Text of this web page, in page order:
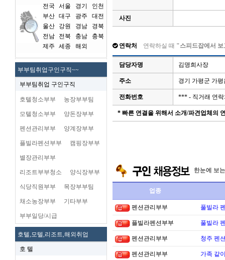
전국 서울 경기
인천
부산 대구 광주
대전
울산
강원 경남
경북
전남
전북 충남
충북
제주
세종 해외
부부팀취업구인구직~~
부부팀취업 구인구직
호텔청소부부 농장부부팀
모텔청소부부 양돈장부부
펜션관리부부 양계장부부
플빌라펜션부부 캠핑장부부
별장관리부부
리조트부부청소 양식장부부
식당직원부부 목장부부팀
채소농장부부 기타부부
부부일당/시급
호텔,모텔,리조트,해외취업
호 텔
사진
연락처 연락하실 때 "스피드잡에서
담당자명 김명희사장
주소 경기 가평군 가
전화번호 *** - 직거래 연
* 빠른 연결을 위해서 소개/파견업체의
한눈에 보
업종
펜션관리부부 풀빌라
플빌라펜션부부 풀빌라
펜션관리부부 청주 펜
펜션관리부부 가족 같